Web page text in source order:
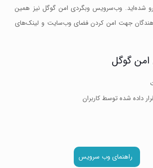
شده‌اید. وب‌سرویس وبگردی امن گوگل نیز همین
جهت امن کردن فضای وب‌سایت و لینک‌های
امن گوگل
داده شده توسط کاربران
راهنمای وب سرویس